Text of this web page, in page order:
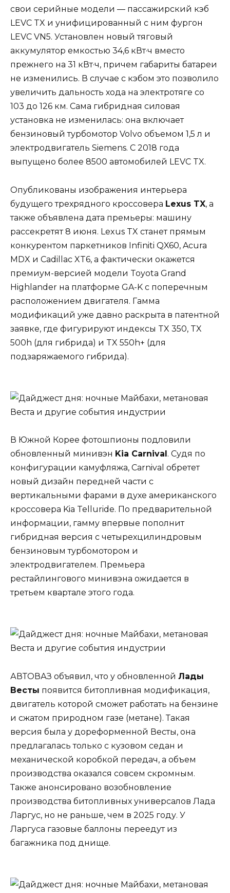
свои серийные модели — пассажирский кэб
LEVC TX и унифицированный с ним фургон
LEVC VN5. Установлен новый тяговый
аккумулятор емкостью 34,6 кВт·ч вместо
прежнего на 31 кВт·ч, причем габариты батареи
не изменились. В случае с кэбом это позволило
увеличить дальность хода на электротяге со
103 до 126 км. Сама гибридная силовая
установка не изменилась: она включает
бензиновый турбомотор Volvo объемом 1,5 л и
электродвигатель Siemens. С 2018 года
выпущено более 8500 автомобилей LEVC TX.
Опубликованы изображения интерьера
будущего трехрядного кроссовера Lexus TX, а
также объявлена дата премьеры: машину
рассекретят 8 июня. Lexus TX станет прямым
конкурентом паркетников Infiniti QX60, Acura
MDX и Cadillac XT6, а фактически окажется
премиум-версией модели Toyota Grand
Highlander на платформе GA-K с поперечным
расположением двигателя. Гамма
модификаций уже давно раскрыта в патентной
заявке, где фигурируют индексы TX 350, TX
500h (для гибрида) и TX 550h+ (для
подзаряжаемого гибрида).
В Южной Корее фотошпионы подловили
обновленный минивэн Kia Carnival. Судя по
конфигурации камуфляжа, Carnival обретет
новый дизайн передней части с
вертикальными фарами в духе американского
кроссовера Kia Telluride. По предварительной
информации, гамму впервые пополнит
гибридная версия с четырехцилиндровым
бензиновым турбомотором и
электродвигателем. Премьера
рестайлингового минивэна ожидается в
третьем квартале этого года.
АВТОВАЗ объявил, что у обновленной Лады
Весты появится битопливная модификация,
двигатель которой сможет работать на бензине
и сжатом природном газе (метане). Такая
версия была у дореформенной Весты, она
предлагалась только с кузовом седан и
механической коробкой передач, а объем
производства оказался совсем скромным.
Также анонсировано возобновление
производства битопливных универсалов Лада
Ларгус, но не раньше, чем в 2025 году. У
Ларгуса газовые баллоны переедут из
багажника под днище.